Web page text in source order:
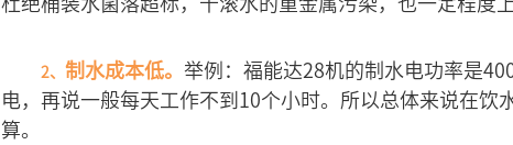
2、 制水成本低。 举例：福能达28机的制水电功率是
电，再说一般每天工作不到10个小时。所以总体来说在
算。